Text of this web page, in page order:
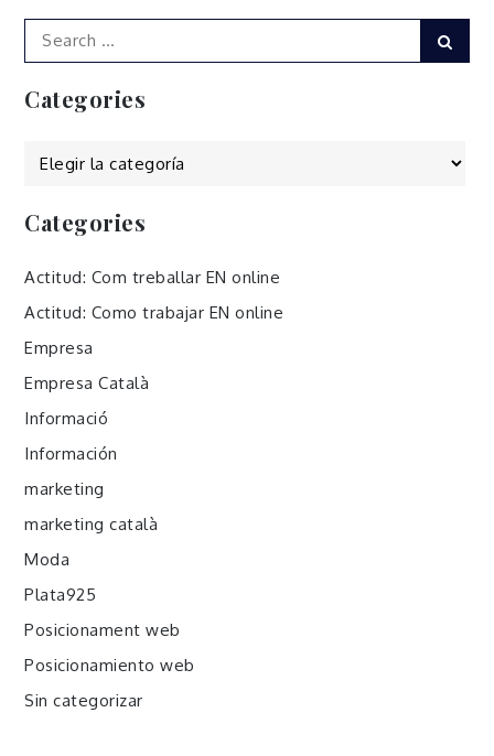
Search
Categories
Categories
Actitud: Com treballar EN online
Actitud: Como trabajar EN online
Empresa
Empresa Català
Informació
Información
marketing
marketing català
Moda
Plata925
Posicionament web
Posicionamiento web
Sin categorizar